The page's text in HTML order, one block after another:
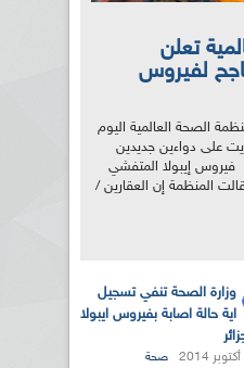
تعلن
لفيروس
الصحة العالمية اليوم
على دواءين جديدين
فيروس إيبولا المتفشي
المنظمة إن العقارين /
وزارة الصحة تنفي تسجيل
اية حالة اصابة بفيروس ايبولا
صحة